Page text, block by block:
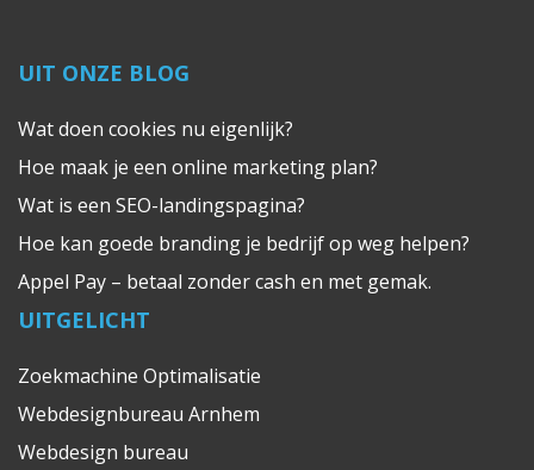
UIT ONZE BLOG
Wat doen cookies nu eigenlijk?
Hoe maak je een online marketing plan?
Wat is een SEO-landingspagina?
Hoe kan goede branding je bedrijf op weg helpen?
Appel Pay – betaal zonder cash en met gemak.
UITGELICHT
Zoekmachine Optimalisatie
Webdesignbureau Arnhem
Webdesign bureau